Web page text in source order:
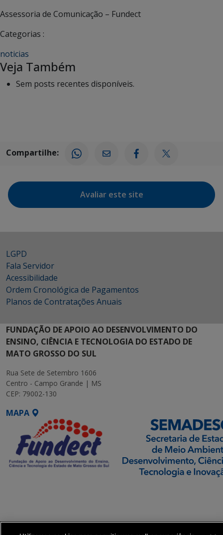
Assessoria de Comunicação – Fundect
Categorias :
noticias
Veja Também
Sem posts recentes disponíveis.
Compartilhe:
Avaliar este site
LGPD
Fala Servidor
Acessibilidade
Ordem Cronológica de Pagamentos
Planos de Contratações Anuais
FUNDAÇÃO DE APOIO AO DESENVOLVIMENTO DO
ENSINO, CIÊNCIA E TECNOLOGIA DO ESTADO DE
MATO GROSSO DO SUL
Rua Sete de Setembro 1606
Centro - Campo Grande | MS
CEP: 79002-130
MAPA